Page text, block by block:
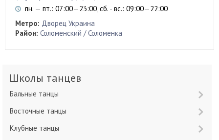
пн. — пт.: 07:00—23:00, сб. - вс.: 09:00—22:00
Метро: Дворец Украина
Район: Соломенский / Соломенка
Школы танцев
Бальные танцы
Восточные танцы
Клубные танцы